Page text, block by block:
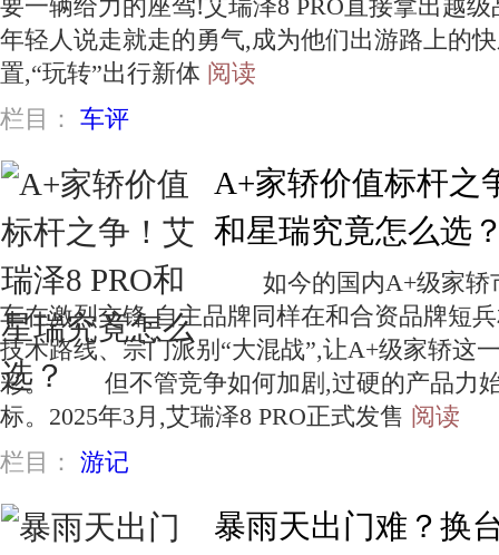
要一辆给力的座驾!艾瑞泽8 PRO直接拿出越
年轻人说走就走的勇气,成为他们出游路上
置,“玩转”出行新体 阅读
栏目： 车评
A+家轿价值标杆之
和星瑞究竟怎么选
如今的国内A+级家轿
车在激烈交锋,自主品牌同样在和合资品牌短
技术路线、宗门派别“大混战”,让A+级家轿这
彩。 但不管竞争如何加剧,过硬的产品力始
标。2025年3月,艾瑞泽8 PRO正式发售 阅读
栏目： 游记
暴雨天出门难？换